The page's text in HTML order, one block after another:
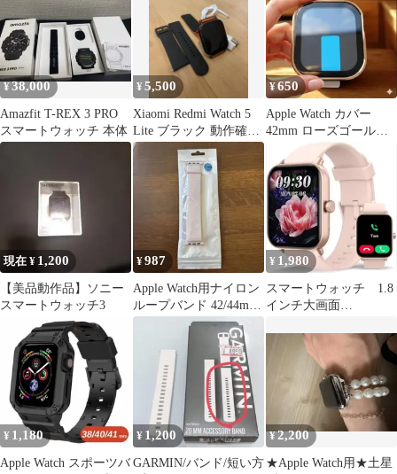
¥38,000
Amazfit T-REX 3 PRO
スマートウォッチ 本体
¥5,500
Xiaomi Redmi Watch 5
Lite ブラック 動作確認
済
¥650
Apple Watch カバー
42mm ローズゴールド
現在 ¥ 1,200
【美品動作品】ソニー
スマートウォッチ3
¥987
Apple Watch用ナイロン
ループバンド 42/44mm
¥ 1,980
スマートウォッチ 1.8
インチ大画面
¥ 1,180
Apple Watch スポーツバ
¥ 1,200
GARMIN/バンド/短い方
¥2,200
★Apple Watch用★土星